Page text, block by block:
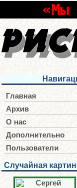
«Мы
Главная
Архив
О нас
Дополнительно
Пользователи
Случайная